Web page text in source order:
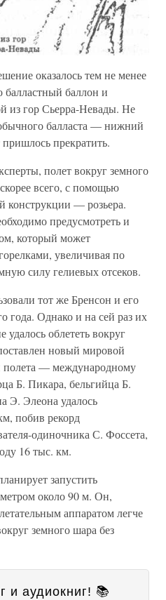
оказалось тем не менее
баллон и
из гор Сьерра-Невады. Не
балласта — нижний
прекратить.
полет вокруг земного
всего, с помощью
конструкции — розьера.
предусмотреть и
который может
увеличивая по
силу гелиевых отсеков.
тот же Бренсон и его
года. Однако и на сей раз их
удалось облететь вокруг
новый мировой
полета — международному
Б. Пикара, бельгийца Б.
Э. Элеона удалось
побив рекорд
одиночника С. Фоссета,
16 тыс. км.
запустить
около 90 м. Он,
аппаратом легче
земного шара без
и аудиокниг! 📚